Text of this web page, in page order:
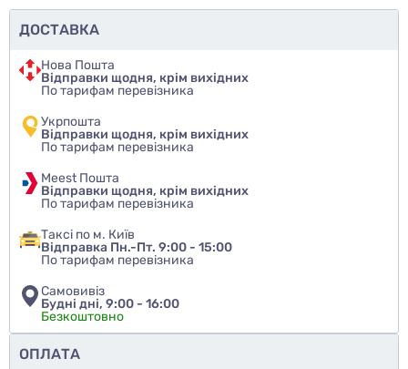
Чи рекомендуєте ви цей товар
ДОСТАВКА
Нова Пошта
Відправки щодня, крім вихідних
По тарифам перевізника
Укрпошта
Відправки щодня, крім вихідних
По тарифам перевізника
Meest Пошта
Відправки щодня, крім вихідних
По тарифам перевізника
Таксі по м. Київ
Відправка Пн.-Пт. 9:00 - 15:00
По тарифам перевізника
Самовивіз
Будні дні, 9:00 - 16:00
Безкоштовно
ОПЛАТА